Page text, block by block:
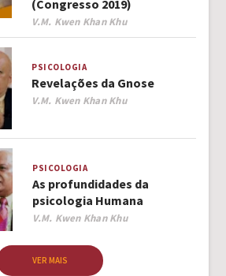
(Congresso 2019)
Author
V.M. Kwen Khan Khu
PSICOLOGIA
Revelações da Gnose
Author
V.M. Kwen Khan Khu
PSICOLOGIA
As profundidades da
psicologia Humana
Author
V.M. Kwen Khan Khu
VER MAIS